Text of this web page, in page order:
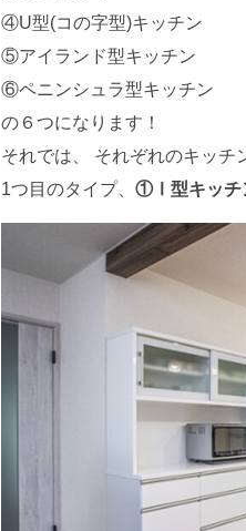
④U型(コの字型)キッチン
⑤アイランド型キッチン
⑥ペニンシュラ型キッチン
の６つになります！
それでは、 それぞれのキッチ
1つ目のタイプ、 ①Ⅰ型キッチ